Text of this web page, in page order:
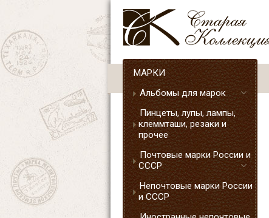
МАРКИ
Альбомы для марок
Пинцеты, лупы, лампы,
клеммташи, резаки и
прочее
Почтовые марки России и
СССР
Непочтовые марки России
и СССР